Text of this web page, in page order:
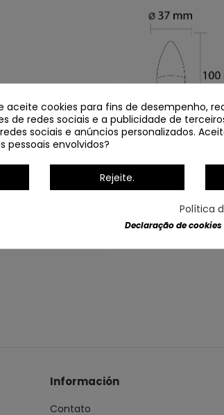
Dados do
Información
Contato
aceite cookies para fins de desempenho,
de redes sociais e a publicidade de
sociais e anúncios personalizados.
pessoais envolvidos?
Rejeite.
Política
Declaração de